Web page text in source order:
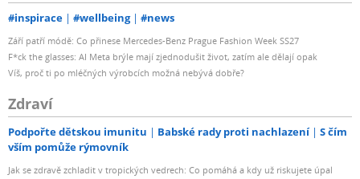
#inspirace #wellbeing #news
Září patří módě: Co přinese Mercedes-Benz Prague Fashion Week SS27
F*ck the glasses: AI Meta brýle mají zjednodušit život, zatím ale dělají opak
Víš, proč ti po mléčných výrobcích možná nebývá dobře?
Zdraví
Podpořte dětskou imunitu Babské rady proti nachlazení
S čím
vším pomůže rýmovník
Jak se zdravě zchladit v tropických vedrech: Co pomáhá a kdy už riskujete úpal